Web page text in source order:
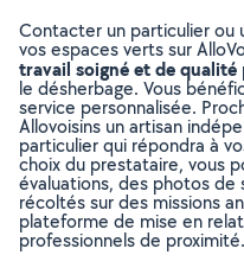
Contacter un particulier ou
vos espaces verts sur
travail soigné et de qualité
le désherbage. Vous
service personnalisée.
Allovoisins un artisan
particulier qui répondra à
choix du prestataire, vous
évaluations, des photos de
récoltés sur des missions
plateforme de mise en
professionnels de proximité.